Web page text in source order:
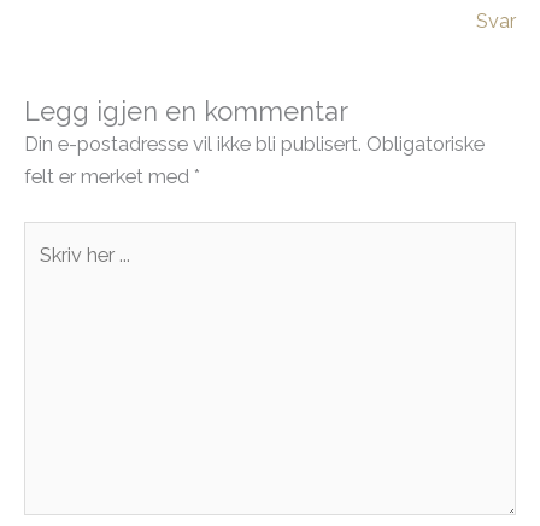
Svar
Legg igjen en kommentar
Din e-postadresse vil ikke bli publisert. Obligatoriske
felt er merket med *